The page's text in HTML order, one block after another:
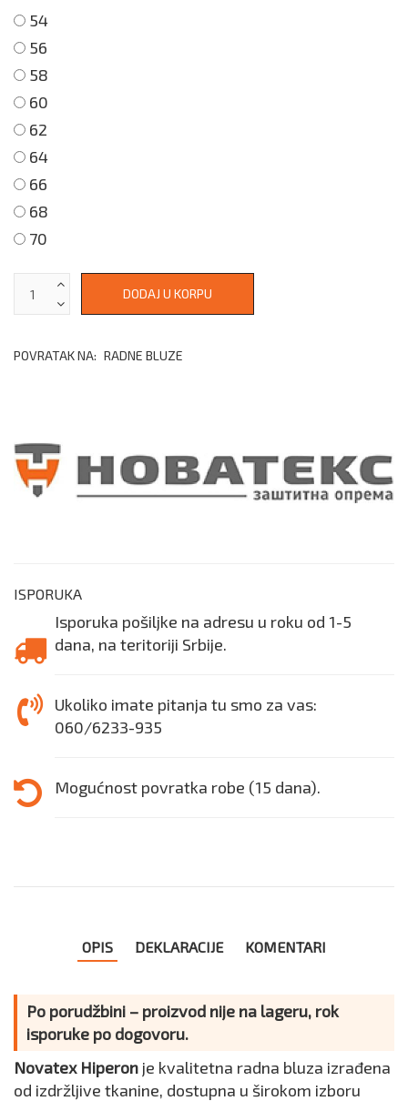
54
56
58
60
62
64
66
68
70
POVRATAK NA: RADNE BLUZE
ISPORUKA
Isporuka pošiljke na adresu u roku od 1-5
dana, na teritoriji Srbije.
Ukoliko imate pitanja tu smo za vas:
060/6233-935
Mogućnost povratka robe (15 dana).
OPIS DEKLARACIJE KOMENTARI
Po porudžbini – proizvod nije na lageru, rok
isporuke po dogovoru.
Novatex Hiperon je kvalitetna radna bluza izrađena
od izdržljive tkanine, dostupna u širokom izboru